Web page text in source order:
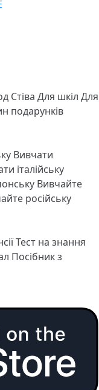
Стіва Для шкіл Для
подарунків
Вивчати
італійську
Вивчайте
російську
Тест на знання
Посібник з